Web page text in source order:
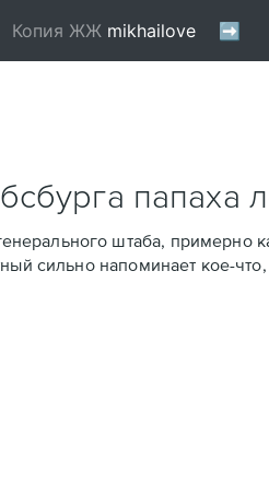
папаха
штаба, примерно
сильно напоминает кое-